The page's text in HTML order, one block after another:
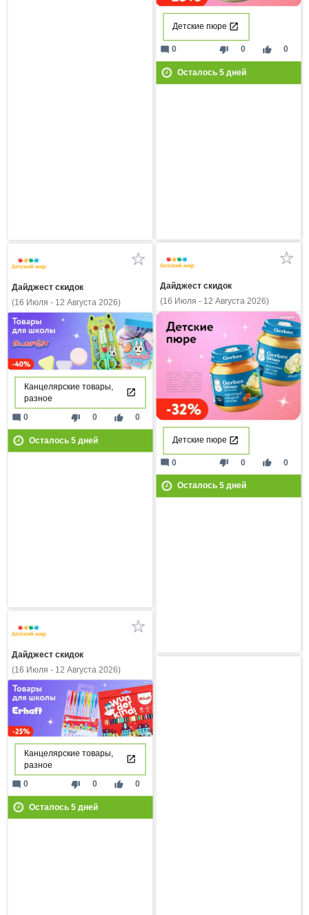
Детские пюре
thumb_down 0 thumb_up 0
mode_comment 0
Осталось 5дней
Дайджест скидок
(16 Июля - 12 Августа 2026)
Детские пюре
thumb_down 0 thumb_up 0
mode_comment 0
Осталось 5дней
Дайджест скидок
(16 Июля - 12 Августа 2026)
Канцелярские товары,
разное
thumb_down 0 thumb_up 0
mode_comment 0
Осталось 5дней
Дайджест скидок
(16 Июля - 12 Августа 2026)
Канцелярские товары,
разное
thumb_down 0 thumb_up 0
mode_comment 0
Осталось 5дней